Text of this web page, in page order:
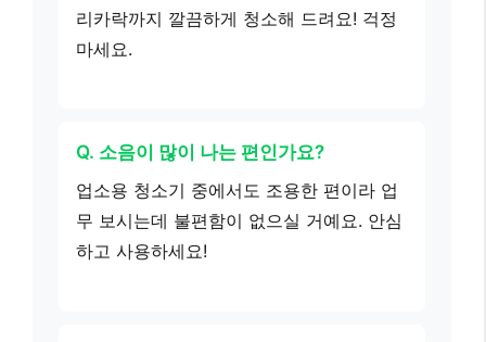
리카락까지 깔끔하게 청소해 드려요! 걱정
마세요.
Q. 소음이 많이 나는 편인가요?
업소용 청소기 중에서도 조용한 편이라 업
무 보시는데 불편함이 없으실 거예요. 안심
하고 사용하세요!